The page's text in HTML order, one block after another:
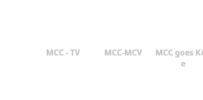
MCC - TV MCC-MCV
MCC goes
e